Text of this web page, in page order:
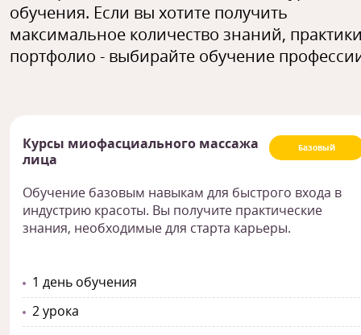
обучения. Если вы хотите получить
максимальное количество знаний,
портфолио - выбирайте обучение
Базовый
Курсы миофасциального массажа
лица
Обучение базовым навыкам для быстрого входа в
индустрию красоты. Вы получите практические
знания, необходимые для старта карьеры.
1 день обучения
2 урока